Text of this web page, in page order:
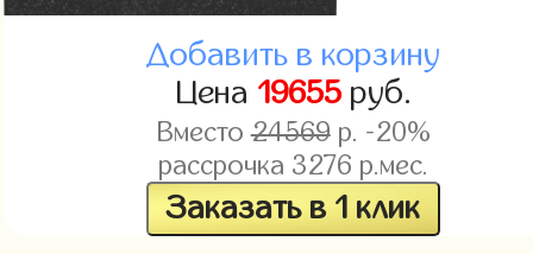
Добавить в корзину
Цена 19655руб.
Вместо24569р. -20%
рассрочка 3276 р.мес.
Заказать в 1 клик